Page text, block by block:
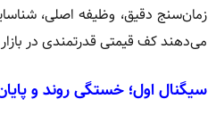
زمان‌سنج دقیق، وظیفه اصلی،
می‌دهند کف قیمتی قدرتمندی در
سیگنال اول؛ خستگی روند و